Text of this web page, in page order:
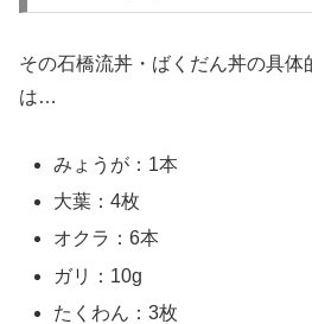
その石橋流丼・ばくだん丼の具体
は…
みょうが：1本
大葉：4枚
オクラ：6本
ガリ：10g
たくわん：3枚